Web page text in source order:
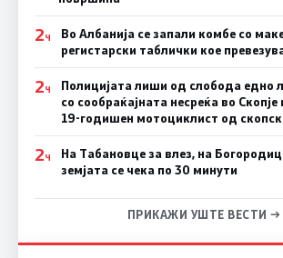
2Ч
Во Албанија се запали комбе со
регистарски таблички кое
2Ч
Полицијата лиши од слобода едно
со сообраќајната несреќа во Скопје
19-годишен мотоциклист од
2Ч
На Табановце за влез, на
земјата се чека по 30 минути
ПРИКАЖИ УШТЕ ВЕСТИ →